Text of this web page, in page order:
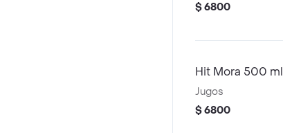
$ 6800
Hit Mora 500 ml
Jugos
$ 6800